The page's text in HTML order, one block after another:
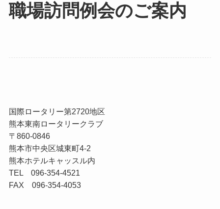
職場訪問例会のご案内
国際ロータリー第2720地区
熊本東南ロータリークラブ
〒860-0846
熊本市中央区城東町4-2
熊本ホテルキャッスル内
TEL 096-354-4521
FAX 096-354-4053